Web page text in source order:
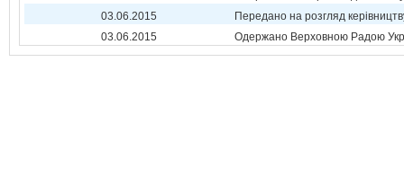
03.06.2015
Передано на розгляд
03.06.2015
Одержано Верховною Радою